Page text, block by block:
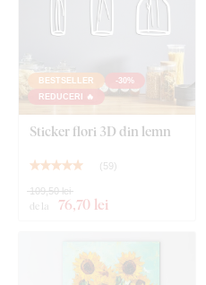
BESTSELLER
-30%
REDUCERI 🔥
Sticker flori 3D din lemn
( 59 )
de la 76,70 lei
109,50 lei